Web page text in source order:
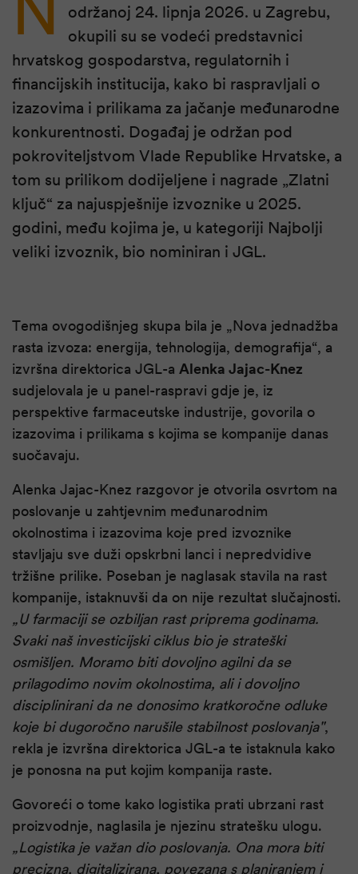
održanoj 24. lipnja 2026. u Zagrebu,
okupili su se vodeći predstavnici
hrvatskog gospodarstva, regulatornih i
financijskih institucija, kako bi raspravljali o
izazovima i prilikama za jačanje međunarodne
konkurentnosti. Događaj je održan pod
pokroviteljstvom Vlade Republike Hrvatske, a
tom su prilikom dodijeljene i nagrade „Zlatni
ključ“ za najuspješnije izvoznike u 2025.
godini, među kojima je, u kategoriji Najbolji
veliki izvoznik, bio nominiran i JGL.
Tema ovogodišnjeg skupa bila je „Nova jednadžba
rasta izvoza: energija, tehnologija, demografija“, a
izvršna direktorica JGL-a Alenka Jajac-Knez
sudjelovala je u panel-raspravi gdje je, iz
perspektive farmaceutske industrije, govorila o
izazovima i prilikama s kojima se kompanije danas
suočavaju.
Alenka Jajac-Knez razgovor je otvorila osvrtom na
poslovanje u zahtjevnim međunarodnim
okolnostima i izazovima koje pred izvoznike
stavljaju sve duži opskrbni lanci i nepredvidive
tržišne prilike. Poseban je naglasak stavila na rast
kompanije, istaknuvši da on nije rezultat slučajnosti.
„U farmaciji se ozbiljan rast priprema godinama.
Svaki naš investicijski ciklus bio je strateški
osmišljen. Moramo biti dovoljno agilni da se
prilagodimo novim okolnostima, ali i dovoljno
disciplinirani da ne donosimo kratkoročne odluke
koje bi dugoročno narušile stabilnost poslovanja",
rekla je izvršna direktorica JGL-a te istaknula kako
je ponosna na put kojim kompanija raste.
Govoreći o tome kako logistika prati ubrzani rast
proizvodnje, naglasila je njezinu stratešku ulogu.
„Logistika je važan dio poslovanja. Ona mora biti
precizna, digitalizirana, povezana s planiranjem i